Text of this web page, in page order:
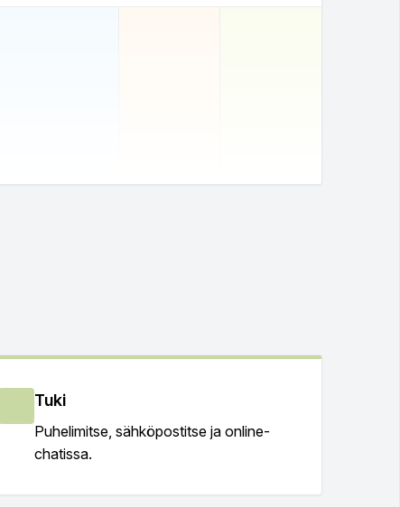
Tuki
Puhelimitse, sähköpostitse ja online-
chatissa.